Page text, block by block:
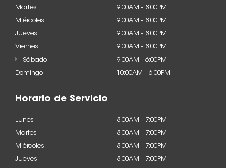
Martes
9:00AM - 8:00PM
Miércoles
9:00AM - 8:00PM
Jueves
9:00AM - 8:00PM
Viernes
9:00AM - 8:00PM
Sábado
9:00AM - 6:00PM
Domingo
10:00AM - 6:00PM
Horario de Servicio
Lunes
8:00AM - 7:00PM
Martes
8:00AM - 7:00PM
Miércoles
8:00AM - 7:00PM
Jueves
8:00AM - 7:00PM